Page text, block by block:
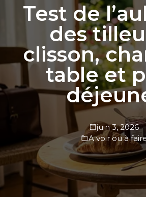
Test de
des
clisson,
table et
juin 3, 2026
A voir ou à